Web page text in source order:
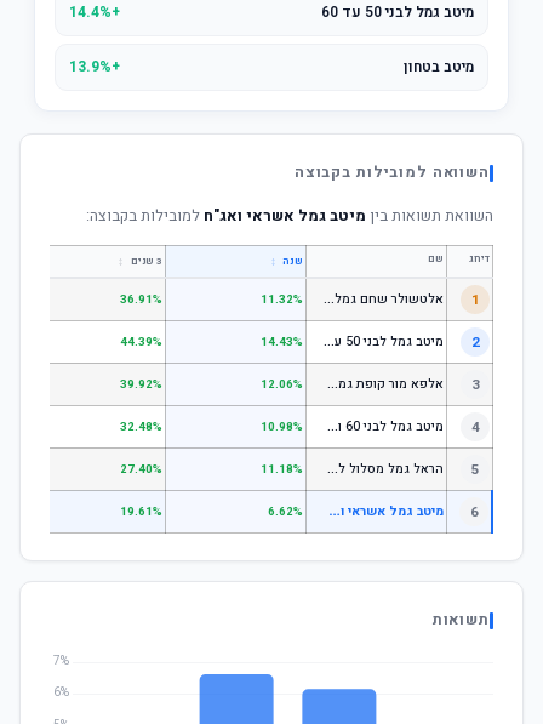
מיטב גמל לבני 50 עד 60 +14.4%
מיטב בטחון +13.9%
השוואה למובילות בקבוצה
השוואת תשואות בין מיטב גמל אשראי ואג"ח למובילות בקבוצה:
דירוג שם שנה ↕ 3 שנים ↕
1 א
לטשולר שחם גמל לבני 50 עד 60 11.32%
36.91%
2 מ
יטב גמל לבני 50 עד 60 14.43%
44.39%
3 א
לפא מור קופת גמל לחיסכון, קופת גמל לתגמולים וקופת גמל אישית לפיצויים - לבני 50 עד 60 12.06%
39.92%
4 מ
יטב גמל לבני 60 ומעלה 10.98%
32.48%
5 ה
ראל גמל מסלול לגילאי 60 ומעלה 11.18%
27.40%
6 מ
יטב גמל אשראי ואג"ח 6.62%
19.61%
תשואות